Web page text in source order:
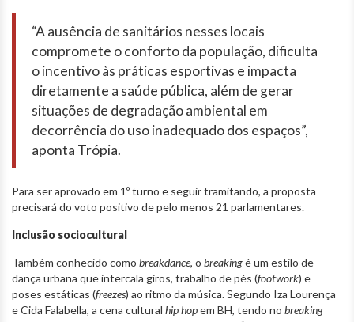
“A ausência de sanitários nesses locais
compromete o conforto da população, dificulta
o incentivo às práticas esportivas e impacta
diretamente a saúde pública, além de gerar
situações de degradação ambiental em
decorrência do uso inadequado dos espaços”,
aponta Trópia.
Para ser aprovado em 1º turno e seguir tramitando, a proposta
precisará do voto positivo de pelo menos 21 parlamentares.
Inclusão sociocultural
Também conhecido como breakdance, o breakingé um estilo de
dança urbana que intercala giros, trabalho de pés (footwork) e
poses estáticas (freezes) ao ritmo da música. Segundo Iza Lourença
e Cida Falabella, a cena cultural hip hopem BH, tendo no breaking